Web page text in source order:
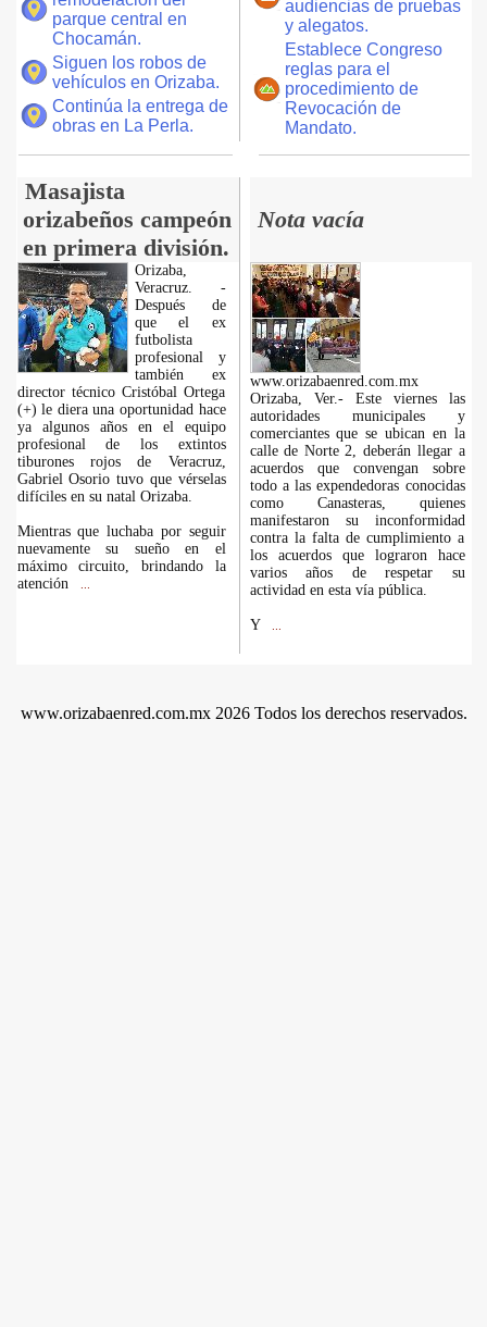
parque central en
Chocamán.
Siguen los robos de
vehículos en Orizaba.
Continúa la entrega de
obras en La Perla.
audiencias de pruebas
y alegatos.
Establece Congreso
reglas para el
procedimiento de
Revocación de
Mandato.
Masajista
orizabeños campeón
en primera división.
Nota vacía
Orizaba,
Veracruz. -
Después de
que el ex
futbolista
profesional y
también ex
director técnico Cristóbal Ortega
(+) le diera una oportunidad hace
ya algunos años en el equipo
profesional de los extintos
tiburones rojos de Veracruz,
Gabriel Osorio tuvo que vérselas
difíciles en su natal Orizaba.
Mientras que luchaba por seguir
nuevamente su sueño en el
máximo circuito, brindando la
atención
www.orizabaenred.com.mx
Orizaba, Ver.- Este viernes las
autoridades municipales y
comerciantes que se ubican en la
calle de Norte 2, deberán llegar a
acuerdos que convengan sobre
todo a las expendedoras conocidas
como Canasteras, quienes
manifestaron su inconformidad
contra la falta de cumplimiento a
los acuerdos que lograron hace
varios años de respetar su
actividad en esta vía pública.
Y
www.orizabaenred.com.mx 2026 Todos los derechos reservados.